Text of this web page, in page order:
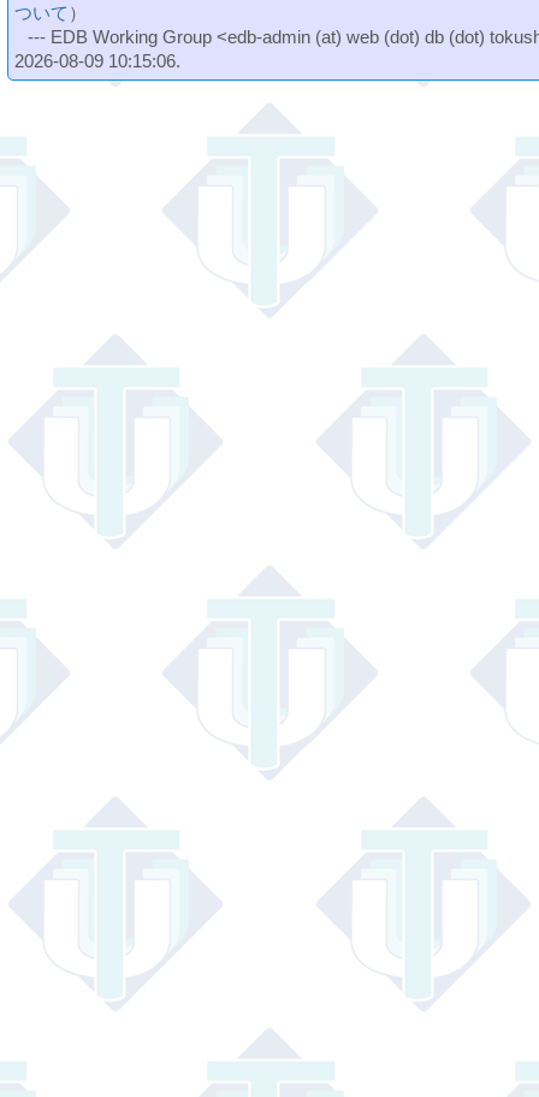
ついて ）
--- EDB Working Group <edb-admin (at) web (dot) db (dot)
2026-08-09 10:15:06.